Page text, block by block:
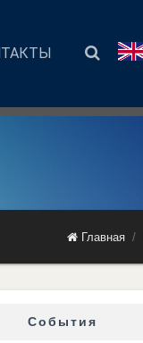
Главная
События